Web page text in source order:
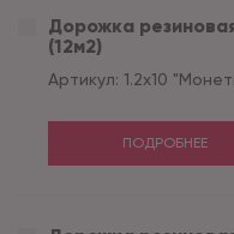
Дорожка
(12м2)
Артикул: 1.2х10
ПОДРОБНЕЕ